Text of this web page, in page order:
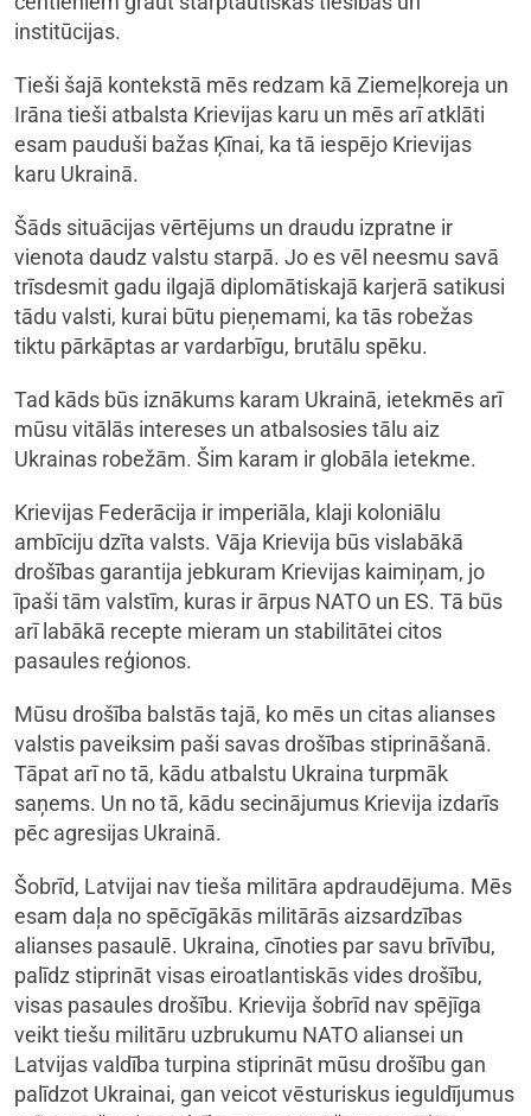
institūcijas.
Tieši šajā kontekstā mēs redzam kā Ziemeļkoreja un
Irāna tieši atbalsta Krievijas karu un mēs arī atklāti
esam pauduši bažas Ķīnai, ka tā iespējo Krievijas
karu Ukrainā.
Šāds situācijas vērtējums un draudu izpratne ir
vienota daudz valstu starpā. Jo es vēl neesmu savā
trīsdesmit gadu ilgajā diplomātiskajā karjerā satikusi
tādu valsti, kurai būtu pieņemami, ka tās robežas
tiktu pārkāptas ar vardarbīgu, brutālu spēku.
Tad kāds būs iznākums karam Ukrainā, ietekmēs arī
mūsu vitālās intereses un atbalsosies tālu aiz
Ukrainas robežām. Šim karam ir globāla ietekme.
Krievijas Federācija ir imperiāla, klaji koloniālu
ambīciju dzīta valsts. Vāja Krievija būs vislabākā
drošības garantija jebkuram Krievijas kaimiņam, jo
īpaši tām valstīm, kuras ir ārpus NATO un ES. Tā būs
arī labākā recepte mieram un stabilitātei citos
pasaules reģionos.
Mūsu drošība balstās tajā, ko mēs un citas alianses
valstis paveiksim paši savas drošības stiprināšanā.
Tāpat arī no tā, kādu atbalstu Ukraina turpmāk
saņems. Un no tā, kādu secinājumus Krievija izdarīs
pēc agresijas Ukrainā.
Šobrīd, Latvijai nav tieša militāra apdraudējuma. Mēs
esam daļa no spēcīgākās militārās aizsardzības
alianses pasaulē. Ukraina, cīnoties par savu brīvību,
palīdz stiprināt visas eiroatlantiskās vides drošību,
visas pasaules drošību. Krievija šobrīd nav spējīga
veikt tiešu militāru uzbrukumu NATO aliansei un
Latvijas valdība turpina stiprināt mūsu drošību gan
palīdzot Ukrainai, gan veicot vēsturiskus ieguldījumus